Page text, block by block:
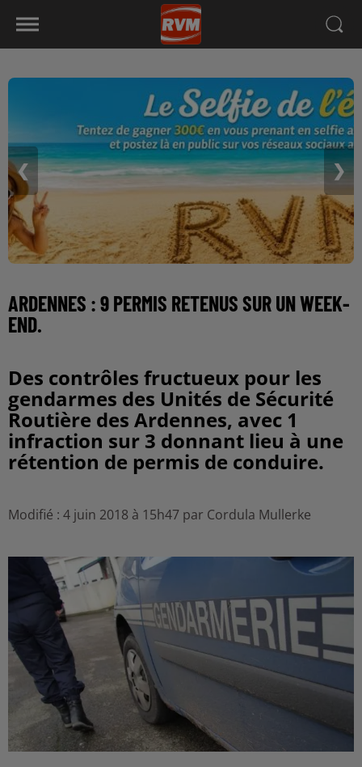
❮ ❯
ARDENNES : 9 PERMIS RETENUS SUR UN WEEK-
END.
Des contrôles fructueux pour les
gendarmes des Unités de Sécurité
Routière des Ardennes, avec 1
infraction sur 3 donnant lieu à une
rétention de permis de conduire.
Modifié : 4 juin 2018 à 15h47 par Cordula Mullerke